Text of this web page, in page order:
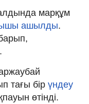
марқұм
ашылды.
тағы бір үндеу
өтінді.